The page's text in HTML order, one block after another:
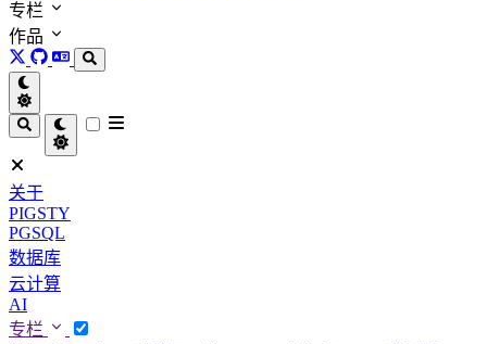
专栏
作品
关于
PIGSTY
PGSQL
数据库
云计算
AI
专栏